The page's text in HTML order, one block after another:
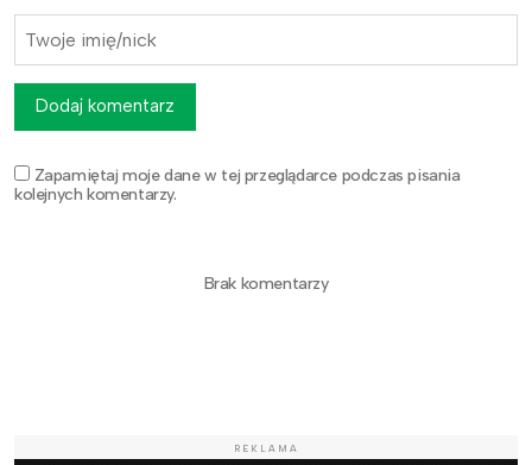
Zapamiętaj moje dane w tej przeglądarce podczas pisania
kolejnych komentarzy.
Dodaj komentarz
Brak komentarzy
REKLAMA